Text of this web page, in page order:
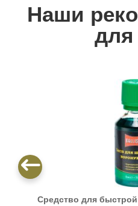
Наши
для
Средство для